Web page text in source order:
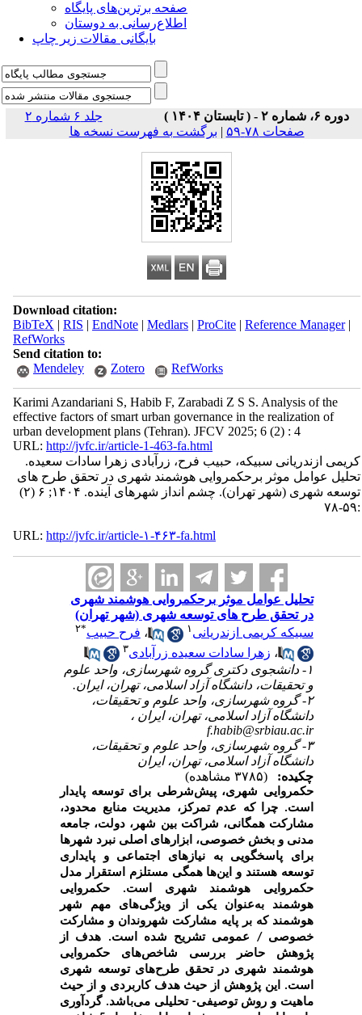
صفحه برترین‌های پایگاه
اطلاع‌رسانی به دوستان
بایگانی مقالات زیر چاپ
دوره ۶، شماره ۲ - ( تابستان ۱۴۰۴ )
جلد ۶ شماره ۲
صفحات ۷۸-۵۹
| برگشت به فهرست نسخه ها
Download citation:
BibTeX | RIS | EndNote| Medlars| ProCite| Reference Manager|
RefWorks
Send citation to:
Mendeley
Zotero RefWorks
Karimi Azandariani S, Habib F, Zarabadi Z S S. Analysis of the
effective factors of smart urban governance in the realization of
urban development plans (Tehran). JFCV 2025; 6 (2) : 4
URL: http://jvfc.ir/article-1-463-fa.html
کریمی ازندریانی سبیکه، حبیب فرح، زرآبادی زهرا سادات سعیده.
تحلیل عوامل موثر برحکمروایی هوشمند شهری در تحقق طرح های
توسعه شهری (شهر تهران). چشم انداز شهرهای آینده. ۱۴۰۴; ۶ (۲)
:۵۹-۷۸
URL: http://jvfc.ir/article-۱-۴۶۳-fa.html
تحلیل عوامل موثر برحکمروایی هوشمند شهری
در تحقق طرح های توسعه شهری (شهر تهران)
سبیکه کریمی ازندریانی ۱ ، فرح حبیب*۲
، زهرا سادات سعیده زرآبادی۳
۱- دانشجوی دکتری گروه شهرسازی، واحد علوم
و تحقیقات، دانشگاه آزاد اسلامی، تهران، ایران.
۲- گروه شهرسازی، واحد علوم و تحقیقات،
دانشگاه آزاد اسلامی، تهران، ایران ،
f.habib@srbiau.ac.ir
۳- گروه شهرسازی، واحد علوم و تحقیقات،
دانشگاه آزاد اسلامی، تهران، ایران
چکیده:
(۳۷۸۵ مشاهده)
حکمروایی‌ شهری‌، پیش‌شرطی‌ برای‌ توسعه‌ پایدار
است‌. چرا که‌ عدم تمرکز، مدیریت‌ منابع‌ محدود،
مشارکت‌ همگانی‌، شراکت‌ بین‌ شهر، دولت‌، جامعه‌
مدنی‌ و بخش‌ خصوصی‌، ابزارهای‌ اصلی‌ نبرد شهرها
برای‌ پاسخگویی‌ به‌ نیازهای‌ اجتماعی‌ و پایداری‌
توسعه‌ هستند و این‌ها همگی‌ مستلزم استقرار مدل
حکمروایی‌ هوشمند شهری‌ است‌. حکمروایی‌
هوشمند به‌عنوان یکی‌ از ویژگی‌های‌ مهم‌ شهر
هوشمند که‌ بر پایه‌ مشارکت‌ شهروندان و مشارکت‌
خصوصی‌ / عمومی‌ تشریح‌ شده است‌. هدف از
پژوهش حاضر بررسی شاخص‌های حکمروایی
هوشمند شهری در تحقق طرح‌های توسعه شهری
است. این پژوهش از حیث هدف کاربردی و از حیث
ماهیت و روش توصیفی- تحلیلی می‌باشد. گردآوری